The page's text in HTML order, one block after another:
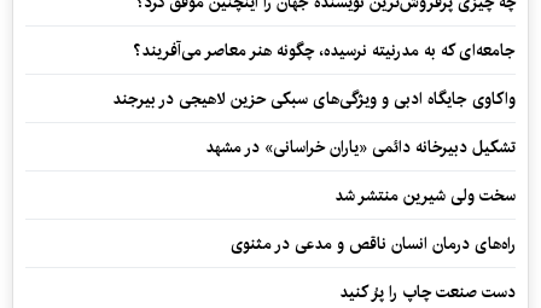
جامعه‌ای که به مدرنیته نرسیده، چگونه هنر معاصر می‌آفریند؟
واکاوی جایگاه ادبی و ویژگی‌های سبکی حزین لاهیجی در بیرجند
تشکیل دبیرخانه دائمی «یاران خراسانی» در مشهد
سخت ولی شیرین منتشر شد
راه‌های درمان انسان ناقص و مدعی در مثنوی
دست صنعت چاپ را پرُ کنید